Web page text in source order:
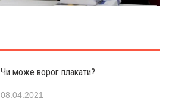
Чи може ворог плакати?
08.04.2021